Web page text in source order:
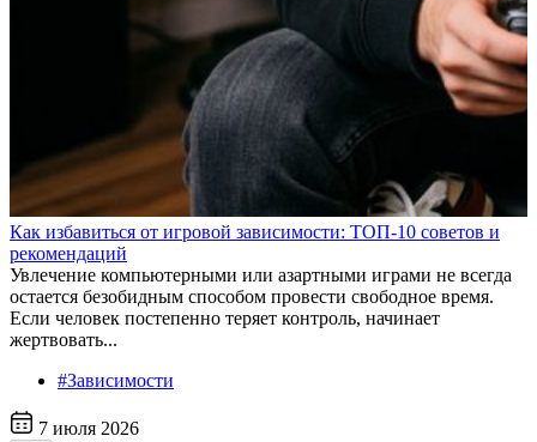
Как избавиться от игровой зависимости: ТОП-10 советов и
рекомендаций
Увлечение компьютерными или азартными играми не всегда
остается безобидным способом провести свободное время.
Если человек постепенно теряет контроль, начинает
жертвовать...
#Зависимости
7 июля 2026